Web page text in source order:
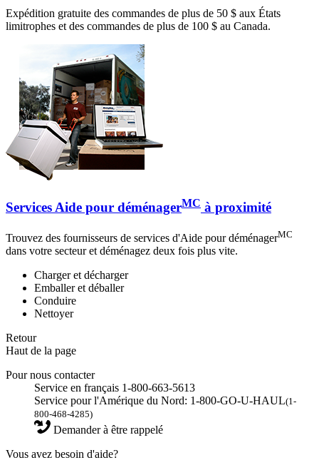
Expédition gratuite des commandes de plus de 50 $ aux États
limitrophes et des commandes de plus de 100 $ au Canada.
Services Aide pour déménagerMC à proximité
Trouvez des fournisseurs de services d'Aide pour déménagerMC
dans votre secteur et déménagez deux fois plus vite.
Charger et décharger
Emballer et déballer
Conduire
Nettoyer
Retour
Haut de la page
Pour nous contacter
Service en français 1-800-663-5613
Service pour l'Amérique du Nord: 1-800-GO-U-HAUL(1-
800-468-4285)
Demander à être rappelé
Vous avez besoin d'aide?